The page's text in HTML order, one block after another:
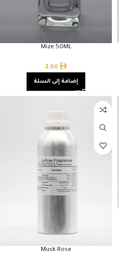
Mize 50ML
2,00
إضافة إلى السلة
Musk Rose